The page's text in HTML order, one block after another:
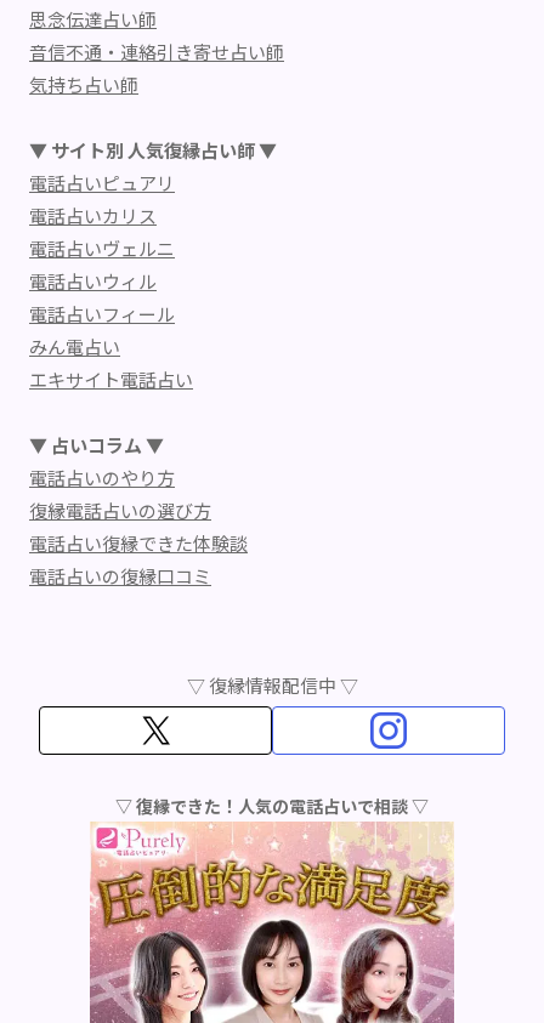
思念伝達占い師
音信不通・連絡引き寄せ占い師
気持ち占い師
▼ サイト別 人気復縁占い師 ▼
電話占いピュアリ
電話占いカリス
電話占いヴェルニ
電話占いウィル
電話占いフィール
みん電占い
エキサイト電話占い
▼ 占いコラム ▼
電話占いのやり方
復縁電話占いの選び方
電話占い復縁できた体験談
電話占いの復縁口コミ
▽ 復縁情報配信中 ▽
▽ 復縁できた！人気の電話占いで相談 ▽